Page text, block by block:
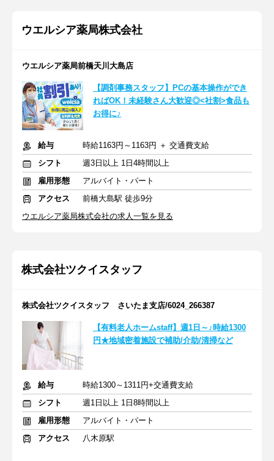
ウエルシア薬局株式会社
ウエルシア薬局前橋天川大島店
【調剤事務スタッフ】PCの基本操作ができ
ればOK！未経験さん大歓迎◎<社割>食品も
お得に♪
給与
時給1163円～1163円 ＋ 交通費支給
シフト
週3日以上 1日4時間以上
雇用形態
アルバイト・パート
アクセス
前橋大島駅 徒歩9分
ウエルシア薬局株式会社の求人一覧を見る
株式会社ツクイスタッフ
株式会社ツクイスタッフ さいたま支店/6024_266387
【有料老人ホームstaff】週1日～♪時給1300
円★地域密着施設で補助/介助/清掃など
給与
時給1300～1311円+交通費支給
シフト
週1日以上 1日8時間以上
雇用形態
アルバイト・パート
アクセス
八木原駅